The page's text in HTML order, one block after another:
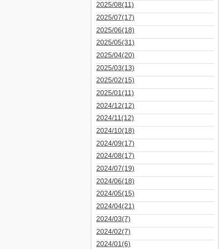
2025/08(11)
2025/07(17)
2025/06(18)
2025/05(31)
2025/04(20)
2025/03(13)
2025/02(15)
2025/01(11)
2024/12(12)
2024/11(12)
2024/10(18)
2024/09(17)
2024/08(17)
2024/07(19)
2024/06(18)
2024/05(15)
2024/04(21)
2024/03(7)
2024/02(7)
2024/01(6)